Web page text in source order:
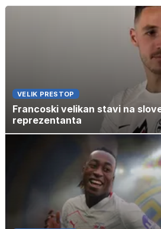
VELIK PRESTOP
Francoski velikan stavi na
reprezentanta